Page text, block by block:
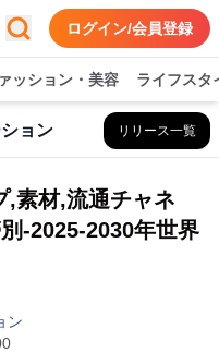
ログイン/会員登録
ッション・美容 ライフスタ
ョン リリース一覧
,素材,流通チャネ
-2025-2030年世界
ン